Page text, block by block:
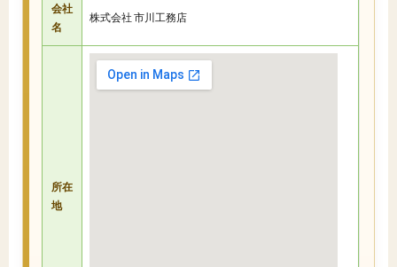
会社
名
株式会社 市川工務店
所在
地